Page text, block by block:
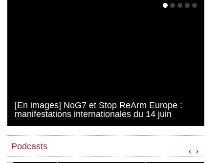
[En images] NoG7 et Stop ReArm Europe :
manifestations internationales du 14 juin
Podcasts ‹ ›